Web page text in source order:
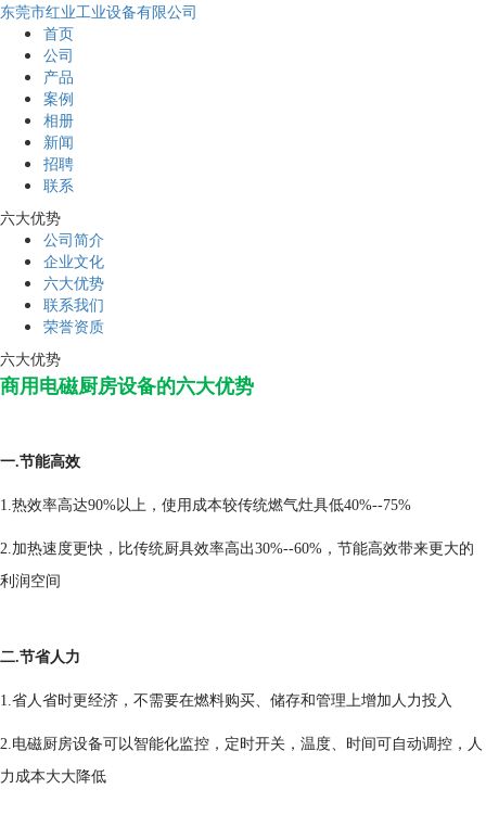
东莞市红业工业设备有限公司
首页
公司
产品
案例
相册
新闻
招聘
联系
六大优势
公司简介
企业文化
六大优势
联系我们
荣誉资质
六大优势
商用电磁厨房设备的六大优势
一.节能高效
1.热效率高达90%以上，使用成本较传统燃气灶具低40%--75%
2.加热速度更快，比传统厨具效率高出30%--60%，节能高效带来更大的
利润空间
二.节省人力
1.省人省时更经济，不需要在燃料购买、储存和管理上增加人力投入
2.电磁厨房设备可以智能化监控，定时开关，温度、时间可自动调控，人
力成本大大降低